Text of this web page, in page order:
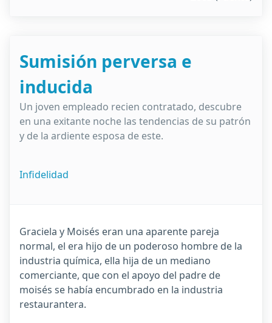
Sumisión perversa e
inducida
Un joven empleado recien contratado, descubre
en una exitante noche las tendencias de su patrón
y de la ardiente esposa de este.
Infidelidad
Graciela y Moisés eran una aparente pareja
normal, el era hijo de un poderoso hombre de la
industria química, ella hija de un mediano
comerciante, que con el apoyo del padre de
moisés se había encumbrado en la industria
restaurantera.